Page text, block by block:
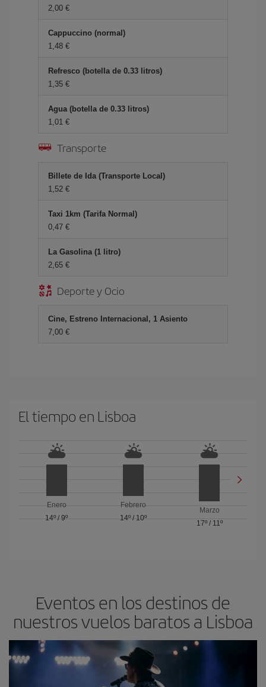
2,00 €
Cappuccino (normal)
1,48 €
Refresco (botella de 0.33 litros)
1,35 €
Agua (botella de 0.33 litros)
1,01 €
Transporte
Billete de Ida (Transporte Local)
1,52 €
Taxi 1km (Tarifa Normal)
0,47 €
La Gasolina (1 litro)
2,65 €
Deporte y Ocio
Cine, Estreno Internacional, 1 Asiento
7,00 €
El tiempo en Lisboa
Enero
14º /9º
Febrero
14º/ 10º
Marzo
17º/ 11º
Eventos en los destinos de
nuestros vuelos baratos a Lisboa